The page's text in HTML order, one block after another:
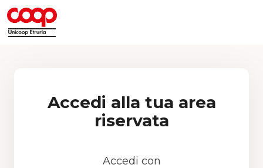
Accedi alla tua area
riservata
Accedi con